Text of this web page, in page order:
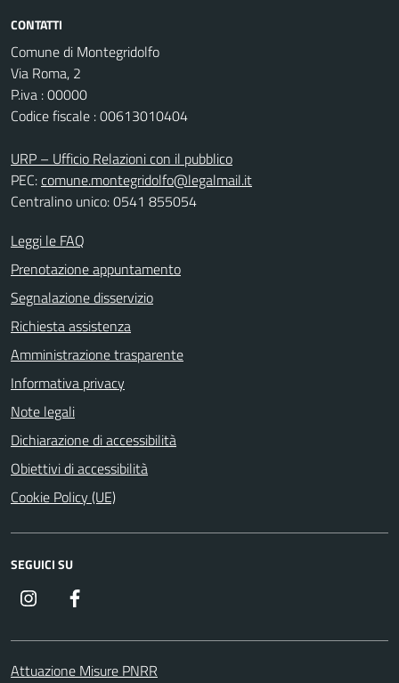
CONTATTI
Comune di Montegridolfo
Via Roma, 2
P.iva : 00000
Codice fiscale : 00613010404
URP – Ufficio Relazioni con il pubblico
PEC:comune.montegridolfo@legalmail.it
Centralino unico: 0541 855054
Leggi le FAQ
Prenotazione appuntamento
Segnalazione disservizio
Richiesta assistenza
Amministrazione trasparente
Informativa privacy
Note legali
Dichiarazione di accessibilità
Obiettivi di accessibilità
Cookie Policy (UE)
SEGUICI SU
Instagram
Attuazione Misure PNRR